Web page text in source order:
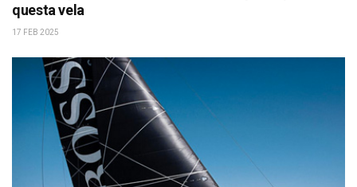
questa vela
17 FEB 2025